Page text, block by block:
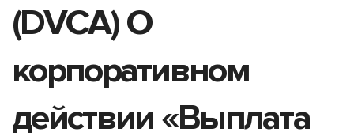
(DVCA) О
корпоративном
действии «Выплата